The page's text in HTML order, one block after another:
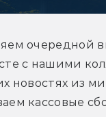
очередной
с нашими
новостях из
кассовые